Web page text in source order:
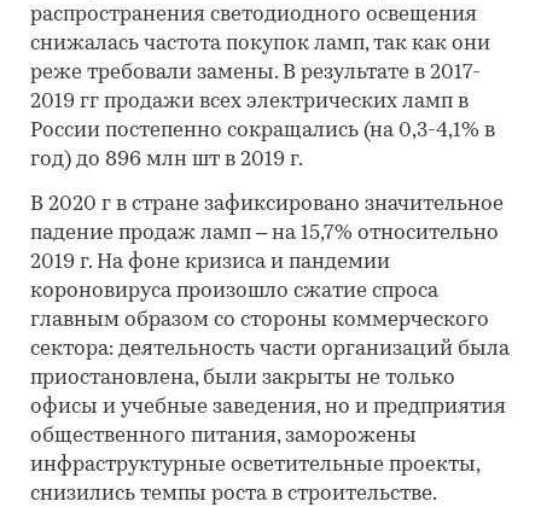
распространения светодиодного освещения
снижалась частота покупок ламп, так как они
реже требовали замены. В результате в 2017-
2019 гг продажи всех электрических ламп в
России постепенно сокращались (на 0,3-4,1% в
год) до 896 млн шт в 2019 г.
В 2020 г в стране зафиксировано значительное
падение продаж ламп – на 15,7% относительно
2019 г. На фоне кризиса и пандемии
короновируса произошло сжатие спроса
главным образом со стороны коммерческого
сектора: деятельность части организаций была
приостановлена, были закрыты не только
офисы и учебные заведения, но и предприятия
общественного питания, заморожены
инфраструктурные осветительные проекты,
снизились темпы роста в строительстве.